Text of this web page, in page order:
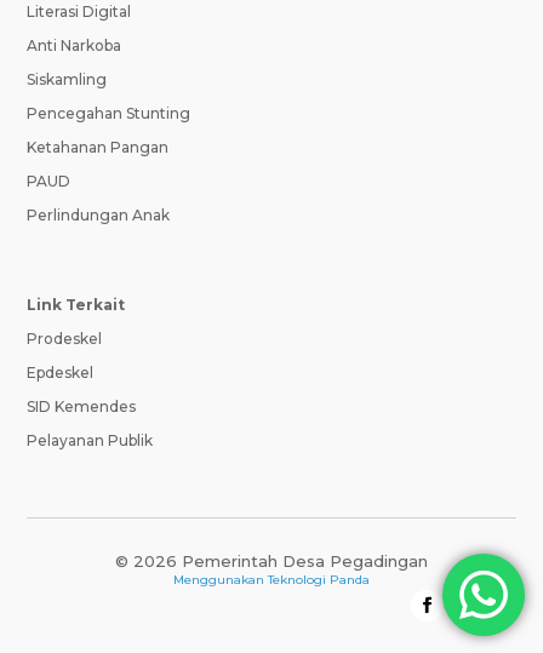
Literasi Digital
Anti Narkoba
Siskamling
Pencegahan Stunting
Ketahanan Pangan
PAUD
Perlindungan Anak
Link Terkait
Prodeskel
Epdeskel
SID Kemendes
Pelayanan Publik
© 2026 Pemerintah Desa Pegadingan
MenggunakanTeknologi Panda